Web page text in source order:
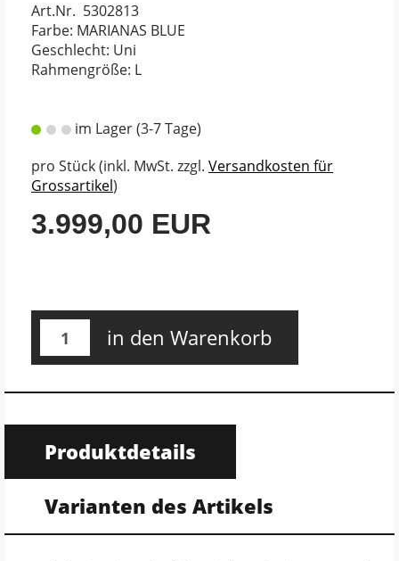
Art.Nr. 5302813
Farbe: MARIANAS BLUE
Geschlecht: Uni
Rahmengröße: L
im Lager (3-7 Tage)
pro Stück (inkl. MwSt. zzgl. Versandkosten für
Grossartikel)
3.999,00 EUR
in den Warenkorb
Produktdetails
Varianten des Artikels